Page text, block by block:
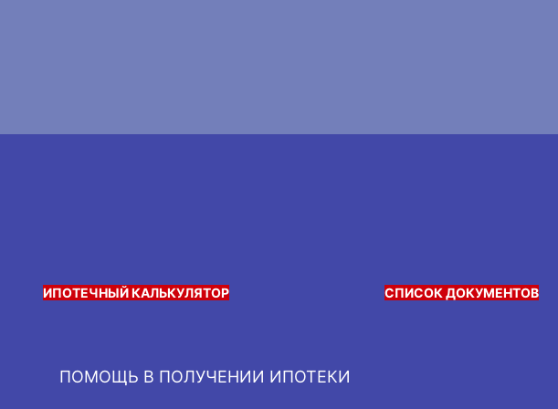
ИПОТЕЧНЫЙ КАЛЬКУЛЯТОР СПИСОК ДОКУМЕНТОВ
ПОМОЩЬ В ПОЛУЧЕНИИ ИПОТЕКИ